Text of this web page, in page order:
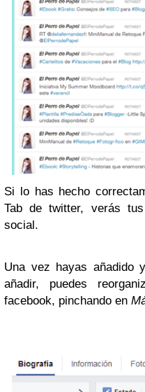
Si lo has hecho
Tab de twitter, verás
social.
Una vez hayas añadido
añadir, puedes
facebook, pinchando en